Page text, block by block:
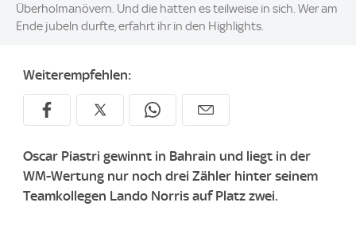
Überholmanövern. Und die hatten es teilweise in sich. Wer am
Ende jubeln durfte, erfahrt ihr in den Highlights.
Weiterempfehlen:
Oscar Piastri gewinnt in Bahrain und liegt in der
WM-Wertung nur noch drei Zähler hinter seinem
Teamkollegen Lando Norris auf Platz zwei.